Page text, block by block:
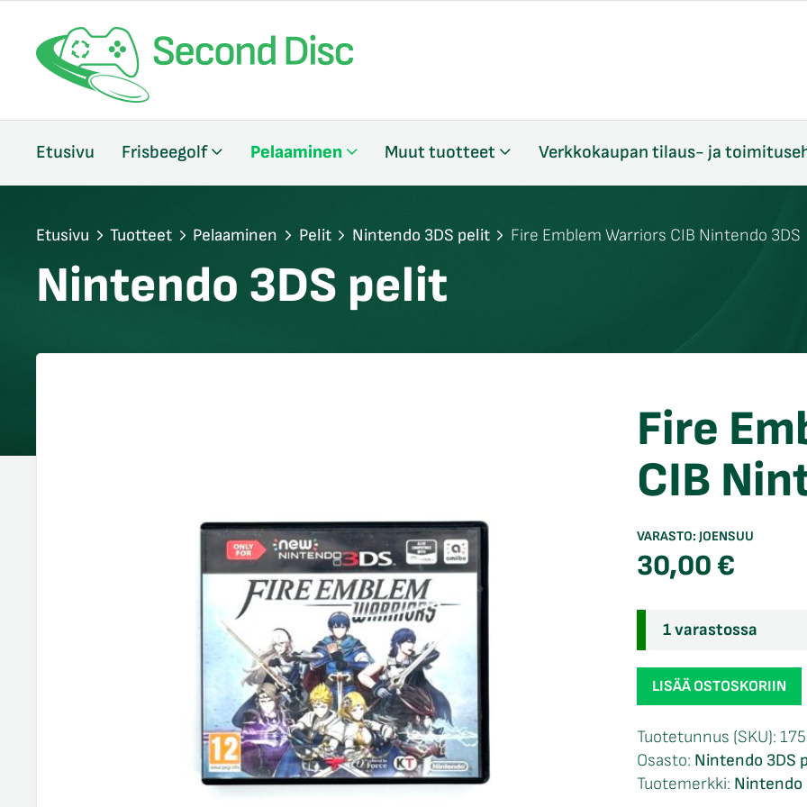
Etusivu Frisbeegolf Pelaaminen Muut tuotteet Verkkokaupan tilaus- ja
Etusivu Tuotteet Pelaaminen Pelit Nintendo 3DS pelit Fire Emblem Warriors CIB Nintendo 3DS
Nintendo 3DS pelit
Fire
CIB
VARASTO: JOENSUU
30,00€
1 varastossa
Fire
Emblem
CIB
Nintendo
3DS
LISÄÄ OSTOSKORIIN
Tuotetunnus (SKU):
Osasto: Nintendo 3DS
Tuotemerkki: Nintendo
sulje
sulje
sulje